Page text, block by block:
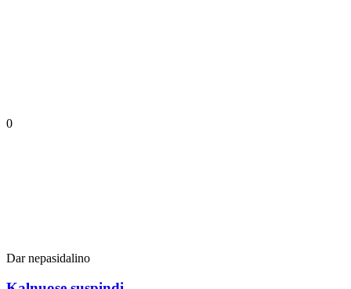
0
Dar nepasidalino